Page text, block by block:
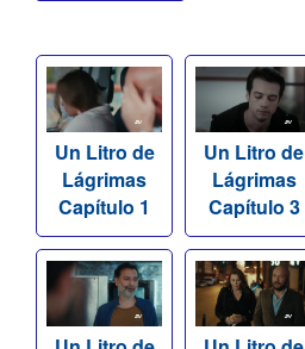
Un Litro de
Lágrimas
Capítulo 1
Un Litro de
Lágrimas
Capítulo 3